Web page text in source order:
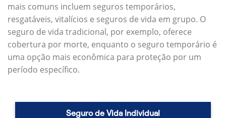
mais comuns incluem seguros temporários,
resgatáveis, vitalícios e seguros de vida em grupo. O
seguro de vida tradicional, por exemplo, oferece
cobertura por morte, enquanto o seguro temporário é
uma opção mais econômica para proteção por um
período específico.
Seguro de Vida Individual